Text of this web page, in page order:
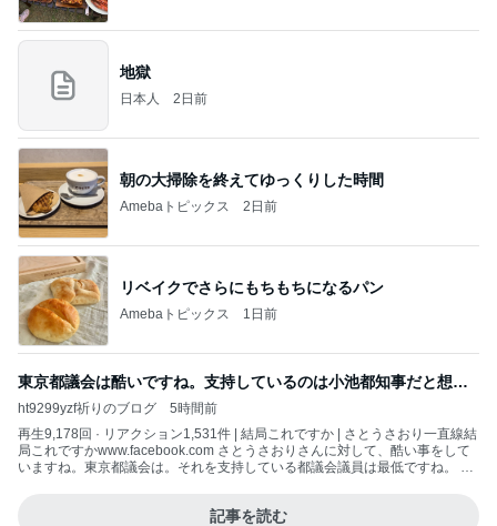
地獄
日本人 2日前
朝の大掃除を終えてゆっくりした時間
Amebaトピックス 2日前
リベイクでさらにもちもちになるパン
Amebaトピックス 1日前
東京都議会は酷いですね。支持しているのは小池都知事だと想い
ますが、こんなのを許していいんですか？
ht9299yzf祈りのブログ
5時間前
再生9,178回 · リアクション1,531件 | 結局これですか | さとうさおり一直線結
局これですかwww.facebook.com さとうさおりさんに対して、酷い事をして
いますね。東京都議会は。それを支持している都議会議員は最低ですね。 自
に、優遇政策をしていますから、こんな状態を許していては、外国に乗っ取
記事を読む